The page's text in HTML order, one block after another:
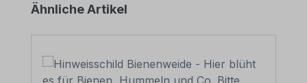
Produktgalerie überspringen
Ähnliche Artikel